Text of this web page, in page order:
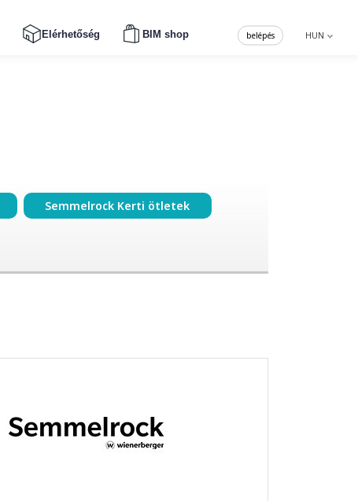
Elérhetőség BIM shop HUN
belépés
Semmelrock Kerti ötletek